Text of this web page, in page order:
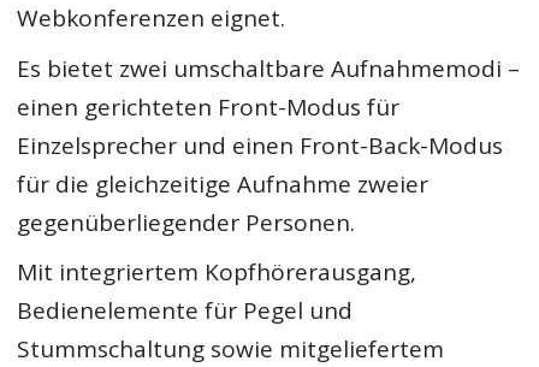
Webkonferenzen eignet.
Es bietet zwei umschaltbare Aufnahmemodi –
einen gerichteten Front-Modus für
Einzelsprecher und einen Front-Back-Modus
für die gleichzeitige Aufnahme zweier
gegenüberliegender Personen.
Mit integriertem Kopfhörerausgang,
Bedienelemente für Pegel und
Stummschaltung sowie mitgeliefertem